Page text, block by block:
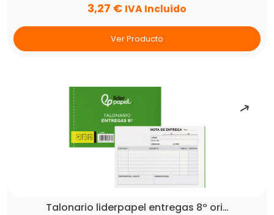
3,27 € IVA Incluido
Ver Producto
Talonario liderpapel entregas 8º ori…